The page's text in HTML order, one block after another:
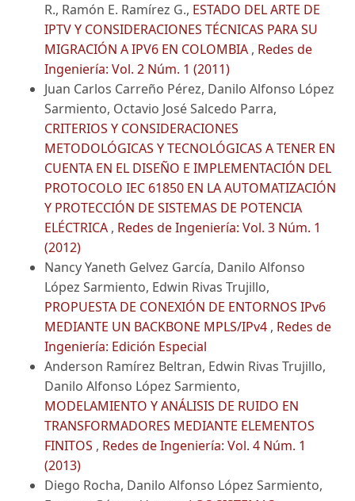
R., Ramón E. Ramírez G., ESTADO DEL ARTE DE
IPTV Y CONSIDERACIONES TÉCNICAS PARA SU
MIGRACIÓN A IPV6 EN COLOMBIA , Redes de
Ingeniería: Vol. 2 Núm. 1 (2011)
Juan Carlos Carreño Pérez, Danilo Alfonso López
Sarmiento, Octavio José Salcedo Parra,
CRITERIOS Y CONSIDERACIONES
METODOLÓGICAS Y TECNOLÓGICAS A TENER EN
CUENTA EN EL DISEÑO E IMPLEMENTACIÓN DEL
PROTOCOLO IEC 61850 EN LA AUTOMATIZACIÓN
Y PROTECCIÓN DE SISTEMAS DE POTENCIA
ELÉCTRICA , Redes de Ingeniería: Vol. 3 Núm. 1
(2012)
Nancy Yaneth Gelvez García, Danilo Alfonso
López Sarmiento, Edwin Rivas Trujillo,
PROPUESTA DE CONEXIÓN DE ENTORNOS IPv6
MEDIANTE UN BACKBONE MPLS/IPv4 , Redes de
Ingeniería: Edición Especial
Anderson Ramírez Beltran, Edwin Rivas Trujillo,
Danilo Alfonso López Sarmiento,
MODELAMIENTO Y ANÁLISIS DE RUIDO EN
TRANSFORMADORES MEDIANTE ELEMENTOS
FINITOS , Redes de Ingeniería: Vol. 4 Núm. 1
(2013)
Diego Rocha, Danilo Alfonso López Sarmiento,